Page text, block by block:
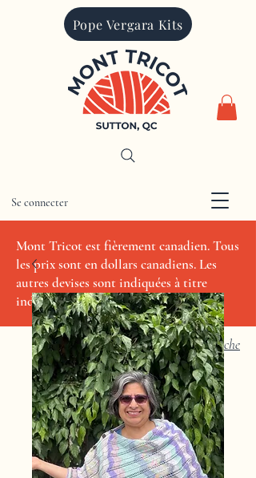
Pope Vergara Kits
CAD (C$)
Mont Tricot est fièrement canadien. Tous
les prix sont en dollars canadiens. Les
autres devises sont indiquées à titre
indicatif seulement.
Se connecter
Recherche